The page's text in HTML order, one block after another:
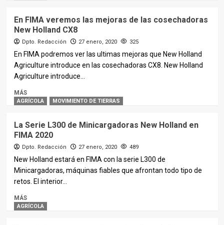
En FIMA veremos las mejoras de las cosechadoras
New Holland CX8
Dpto. Redacción 27 enero, 2020 325
En FIMA podremos ver las ultimas mejoras que New Holland
Agriculture introduce en las cosechadoras CX8. New Holland
Agriculture introduce...
MÁS
AGRÍCOLA MOVIMIENTO DE TIERRAS
La Serie L300 de Minicargadoras New Holland en
FIMA 2020
Dpto. Redacción 27 enero, 2020 489
New Holland estará en FIMA con la serie L300 de
Minicargadoras, máquinas fiables que afrontan todo tipo de
retos. El interior...
MÁS
AGRÍCOLA